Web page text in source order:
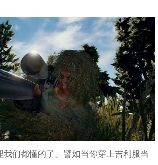
我们都懂的了。譬如当你穿上吉利服当